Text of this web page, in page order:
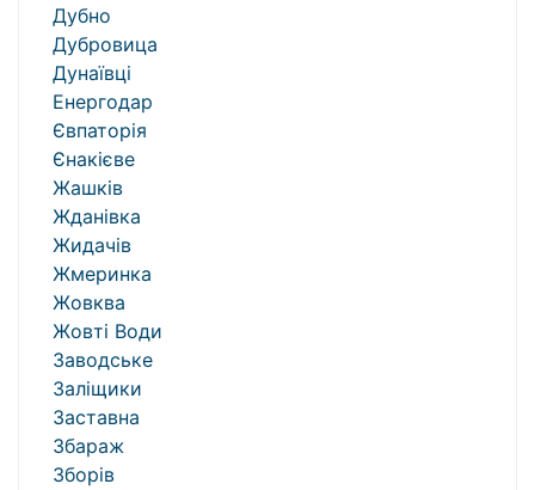
Дубно
Дубровица
Дунаївці
Енергодар
Євпаторія
Єнакієве
Жашків
Жданівка
Жидачів
Жмеринка
Жовква
Жовті Води
Заводське
Заліщики
Заставна
Збараж
Зборів